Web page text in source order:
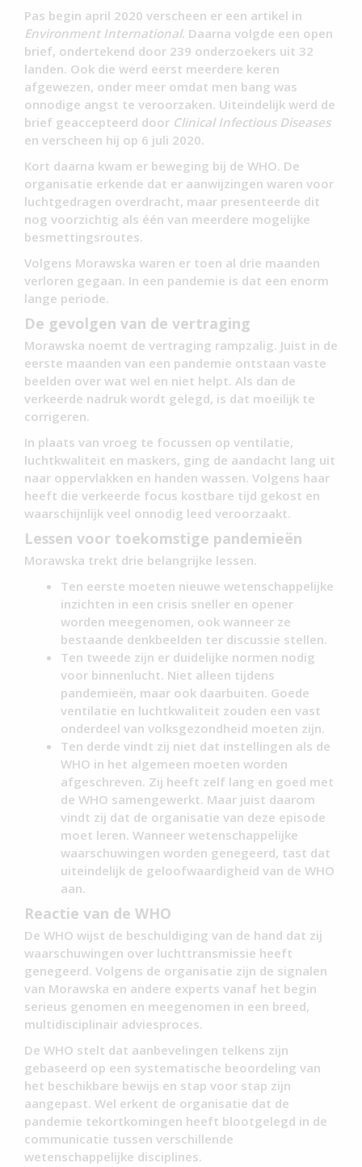
Pas begin april 2020 verscheen er een artikel in
Environment International. Daarna volgde een open
brief, ondertekend door 239 onderzoekers uit 32
landen. Ook die werd eerst meerdere keren
afgewezen, onder meer omdat men bang was
onnodige angst te veroorzaken. Uiteindelijk werd de
brief geaccepteerd door Clinical Infectious Diseases
en verscheen hij op 6 juli 2020.
Kort daarna kwam er beweging bij de WHO. De
organisatie erkende dat er aanwijzingen waren voor
luchtgedragen overdracht, maar presenteerde dit
nog voorzichtig als één van meerdere mogelijke
besmettingsroutes.
Volgens Morawska waren er toen al drie maanden
verloren gegaan. In een pandemie is dat een enorm
lange periode.
De gevolgen van de vertraging
Morawska noemt de vertraging rampzalig. Juist in de
eerste maanden van een pandemie ontstaan vaste
beelden over wat wel en niet helpt. Als dan de
verkeerde nadruk wordt gelegd, is dat moeilijk te
corrigeren.
In plaats van vroeg te focussen op ventilatie,
luchtkwaliteit en maskers, ging de aandacht lang uit
naar oppervlakken en handen wassen. Volgens haar
heeft die verkeerde focus kostbare tijd gekost en
waarschijnlijk veel onnodig leed veroorzaakt.
Lessen voor toekomstige pandemieën
Morawska trekt drie belangrijke lessen.
Ten eerste moeten nieuwe wetenschappelijke
inzichten in een crisis sneller en opener
worden meegenomen, ook wanneer ze
bestaande denkbeelden ter discussie stellen.
Ten tweede zijn er duidelijke normen nodig
voor binnenlucht. Niet alleen tijdens
pandemieën, maar ook daarbuiten. Goede
ventilatie en luchtkwaliteit zouden een vast
onderdeel van volksgezondheid moeten zijn.
Ten derde vindt zij niet dat instellingen als de
WHO in het algemeen moeten worden
afgeschreven. Zij heeft zelf lang en goed met
de WHO samengewerkt. Maar juist daarom
vindt zij dat de organisatie van deze episode
moet leren. Wanneer wetenschappelijke
waarschuwingen worden genegeerd, tast dat
uiteindelijk de geloofwaardigheid van de WHO
aan.
Reactie van de WHO
De WHO wijst de beschuldiging van de hand dat zij
waarschuwingen over luchttransmissie heeft
genegeerd. Volgens de organisatie zijn de signalen
van Morawska en andere experts vanaf het begin
serieus genomen en meegenomen in een breed,
multidisciplinair adviesproces.
De WHO stelt dat aanbevelingen telkens zijn
gebaseerd op een systematische beoordeling van
het beschikbare bewijs en stap voor stap zijn
aangepast. Wel erkent de organisatie dat de
pandemie tekortkomingen heeft blootgelegd in de
communicatie tussen verschillende
wetenschappelijke disciplines.